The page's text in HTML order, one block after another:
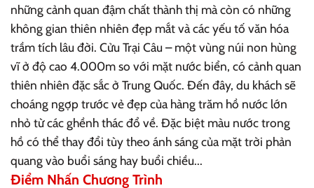
những cảnh quan đậm chất thành thị mà còn có những
không gian thiên nhiên đẹp mắt và các yếu tố văn hóa
trầm tích lâu đời. Cửu Trại Câu – một vùng núi non hùng
vĩ ở độ cao 4.000m so với mặt nước biển, có cảnh quan
thiên nhiên đặc sắc ở Trung Quốc. Đến đây, du khách sẽ
choáng ngợp trước vẻ đẹp của hàng trăm hồ nước lớn
nhỏ từ các ghềnh thác đổ về. Đặc biệt màu nước trong
hồ có thể thay đổi tùy theo ánh sáng của mặt trời phản
quang vào buổi sáng hay buổi chiều...
Điểm Nhấn Chương Trình